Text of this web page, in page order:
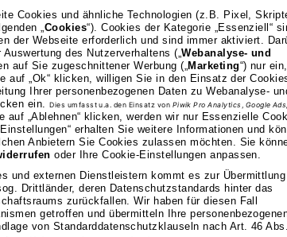
Zulassung steht die AKAD University
wir auf FernstudiumCheck.de als
gingen wir bei trusted als „Fernunis